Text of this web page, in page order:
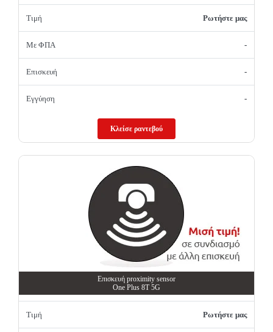
Τιμή Ρωτήστε μας
Με ΦΠΑ -
Επισκευή -
Εγγύηση -
Κλείσε ραντεβού
Επισκευή proximity sensor
One Plus 8T 5G
Τιμή Ρωτήστε μας